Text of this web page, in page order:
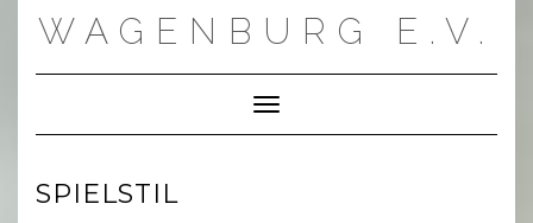
WAGENBURG E.V.
Toggle Navigation
SPIELSTIL